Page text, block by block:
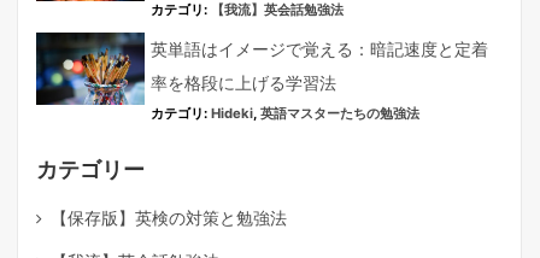
カテゴリ: 【我流】英会話勉強法
英単語はイメージで覚える：暗記速度と定着
率を格段に上げる学習法
カテゴリ: Hideki, 英語マスターたちの勉強法
カテゴリー
【保存版】英検の対策と勉強法